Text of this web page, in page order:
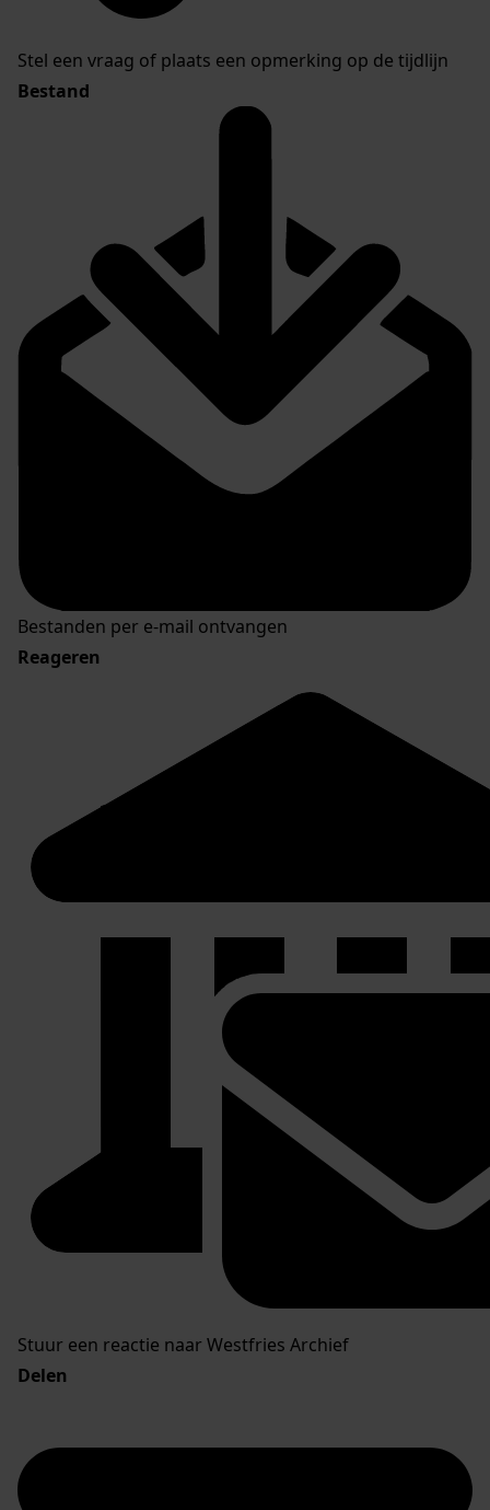
Stel een vraag of plaats een opmerking op de tijdlijn
Bestand
Bestanden per e-mail ontvangen
Reageren
Stuur een reactie naar Westfries Archief
Delen